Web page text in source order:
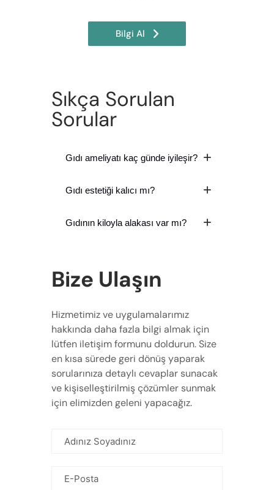
Bilgi Al
Sıkça Sorulan
Sorular
Gıdı ameliyatı kaç günde iyileşir?
Gıdı estetiği kalıcı mı?
Gıdının kiloyla alakası var mı?
Bize Ulaşın
Hizmetimiz ve uygulamalarımız
hakkında daha fazla bilgi almak için
lütfen iletişim formunu doldurun. Size
en kısa sürede geri dönüş yaparak
sorularınıza detaylı cevaplar sunacak
ve kişiselleştirilmiş çözümler sunmak
için elimizden geleni yapacağız.